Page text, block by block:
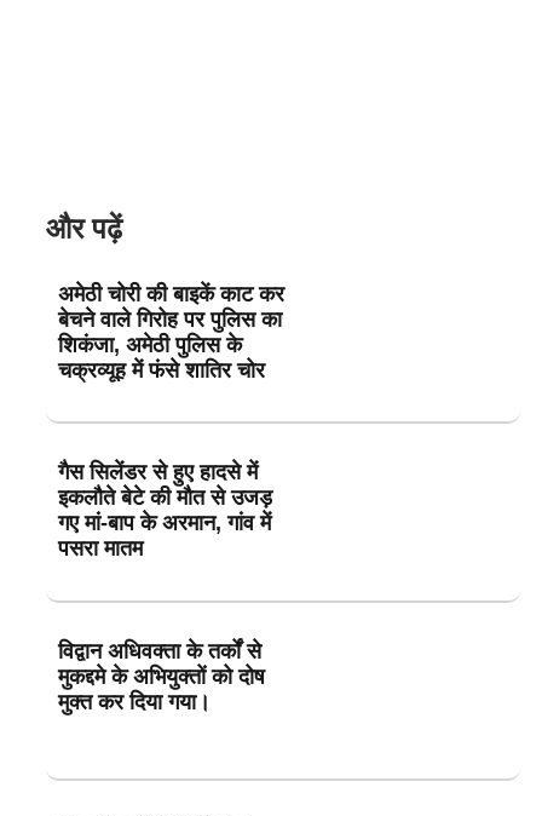
और पढ़ें
अमेठी चोरी की बाइकें काट कर
बेचने वाले गिरोह पर पुलिस का
शिकंजा, अमेठी पुलिस के
चक्रव्यूह में फंसे शातिर चोर
गैस सिलेंडर से हुए हादसे में
इकलौते बेटे की मौत से उजड़
गए मां-बाप के अरमान, गांव में
पसरा मातम
विद्वान अधिवक्ता के तर्कों से
मुकद्दमे के अभियुक्तों को दोष
मुक्त कर दिया गया।